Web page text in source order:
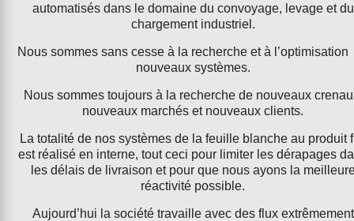
automatisés dans le domaine du convoyage, levage et du
chargement industriel.
Nous sommes sans cesse à la recherche et à l’optimisation
nouveaux systèmes.
Nous sommes toujours à la recherche de nouveaux
nouveaux marchés et nouveaux clients.
La totalité de nos systèmes de la feuille blanche au produit
est réalisé en interne, tout ceci pour limiter les dérapages
les délais de livraison et pour que nous ayons la
réactivité possible.
Aujourd’hui la société travaille avec des flux extrêmement